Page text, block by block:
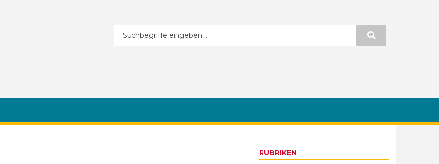
Suchformular
RUBRIKEN